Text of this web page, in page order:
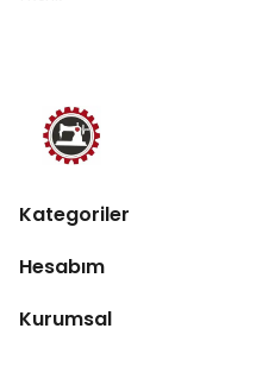
Kategoriler
Hesabım
Kurumsal